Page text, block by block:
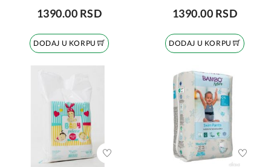
1390.00 RSD
DODAJ U KORPU
1390.00 RSD
DODAJ U KORPU